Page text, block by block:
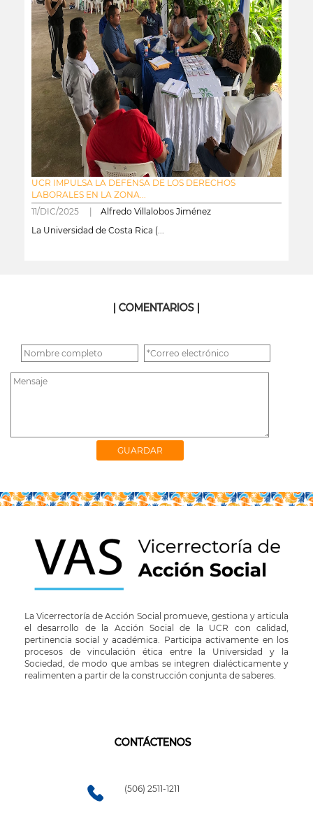
UCR IMPULSA LA DEFENSA DE LOS DERECHOS
LABORALES EN LA ZONA...
11/DIC/2025 | Alfredo Villalobos Jiménez
La Universidad de Costa Rica (...
| COMENTARIOS |
La Vicerrectoría de Acción Social promueve, gestiona y articula
el desarrollo de la Acción Social de la UCR con calidad,
pertinencia social y académica. Participa activamente en los
procesos de vinculación ética entre la Universidad y la
Sociedad, de modo que ambas se integren dialécticamente y
realimenten a partir de la construcción conjunta de saberes.
CONTÁCTENOS
(506) 2511-1211